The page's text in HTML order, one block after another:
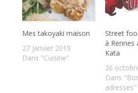
Mes takoyaki maison
27 janvier 2019
Dans "Cuisine"
Street
à Rennes
Kata
26
Dans
adresses"